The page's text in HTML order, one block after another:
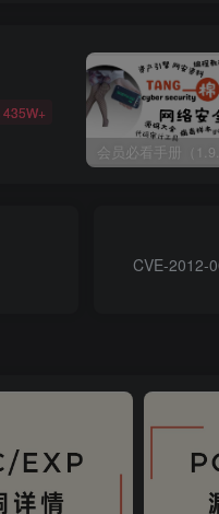
435W+
CVE-2012-